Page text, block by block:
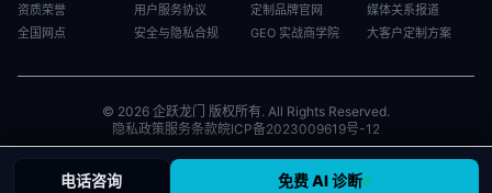
资质荣誉
全国网点
用户服务协议
安全与隐私合规
定制品牌官网
GEO 实战商学院
媒体关系报道
大客户定制方案
© 2026 企跃龙门 版权所有. All Rights Reserved.
隐私政策服务条款皖ICP备2023009619号-12
电话咨询 免费 AI 诊断